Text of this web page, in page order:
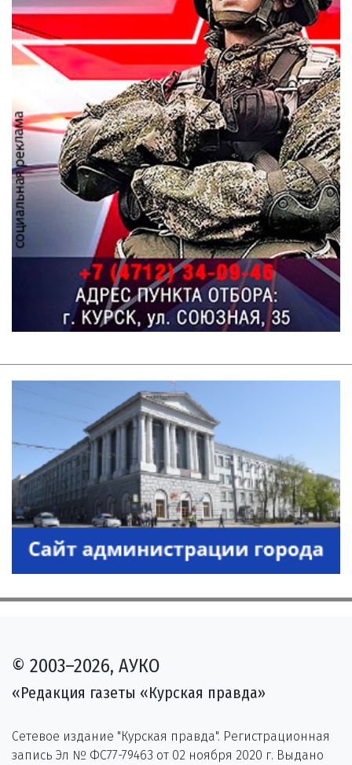
© 2003–2026, АУКО
«Редакция газеты «Курская правда»
Сетевое издание "Курская правда". Регистрационная
запись Эл № ФС77-79463 от 02 ноября 2020 г. Выдано